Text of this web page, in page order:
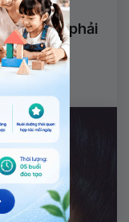
thấy
mũi phải